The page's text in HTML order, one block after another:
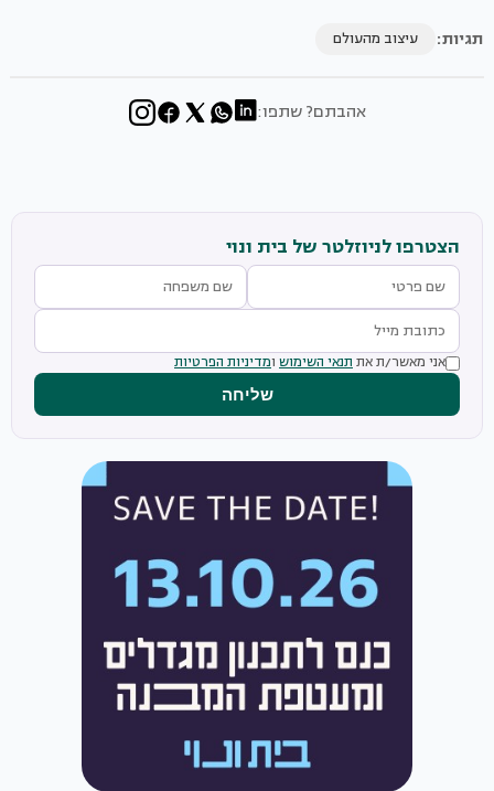
תגיות: עיצוב מהעולם
אהבתם? שתפו:
הצטרפו לניוזלטר של בית ונוי
אני מאשר/ת את תנאי השימוש ומדיניות הפרטיות
שליחה